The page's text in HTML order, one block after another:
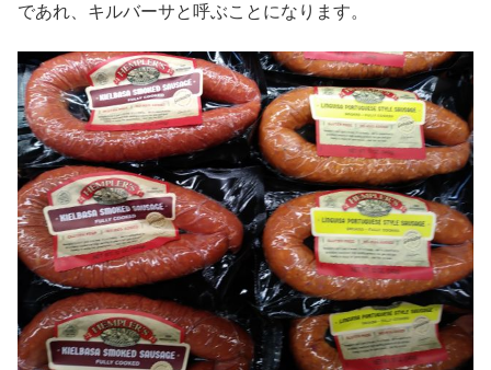
であれ、キルバーサと呼ぶことになります。